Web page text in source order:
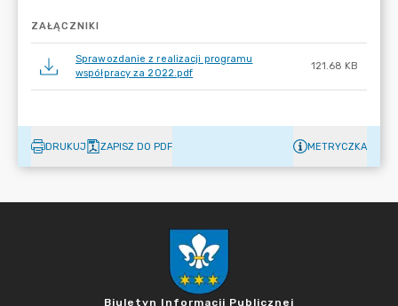
ZAŁĄCZNIKI
Sprawozdanie z realizacji programu
współpracy za 2022.pdf
121.68 KB
DRUKUJ ZAPISZ DO PDF METRYCZKA
Biuletyn Informacji Publicznej